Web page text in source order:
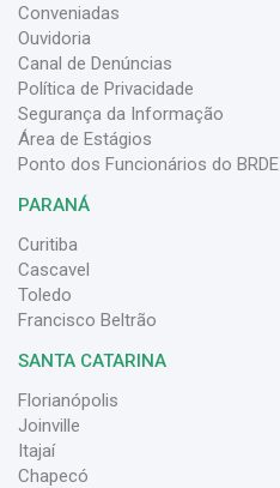
Conveniadas
Ouvidoria
Canal de Denúncias
Política de Privacidade
Segurança da Informação
Área de Estágios
Ponto dos Funcionários do BRDE
PARANÁ
Curitiba
Cascavel
Toledo
Francisco Beltrão
SANTA CATARINA
Florianópolis
Joinville
Itajaí
Chapecó